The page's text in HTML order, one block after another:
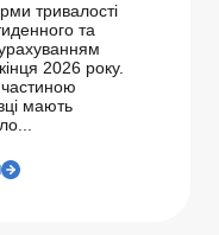
тривалості
та
2026 року.
мають